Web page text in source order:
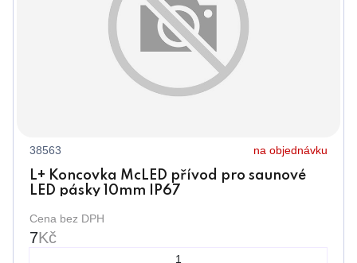
38563 na objednávku
L+ Koncovka McLED přívod pro saunové
LED pásky 10mm IP67
Cena bez DPH
7Kč